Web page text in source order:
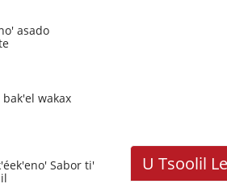
asado
bak'el wakax
Sabor ti'
U Tsoolil